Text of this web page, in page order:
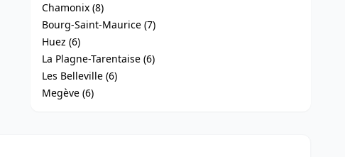
Chamonix (8)
Bourg-Saint-Maurice (7)
Huez (6)
La Plagne-Tarentaise (6)
Les Belleville (6)
Megève (6)